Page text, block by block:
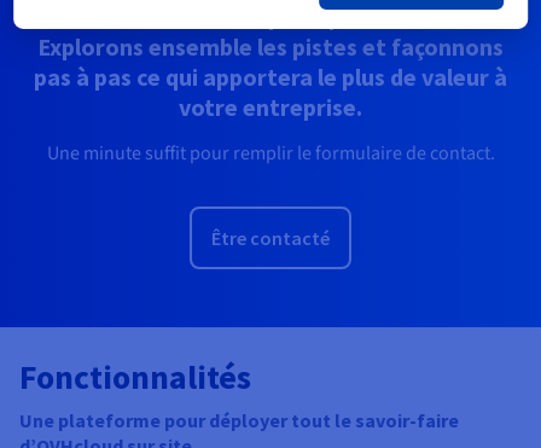
Ouvrons le champ des possibles…
Explorons ensemble les pistes et façonnons
pas à pas ce qui apportera le plus de valeur à
votre entreprise.
Une minute suffit pour remplir le formulaire de contact.
Être contacté
Fonctionnalités
Une plateforme pour déployer tout le savoir-faire